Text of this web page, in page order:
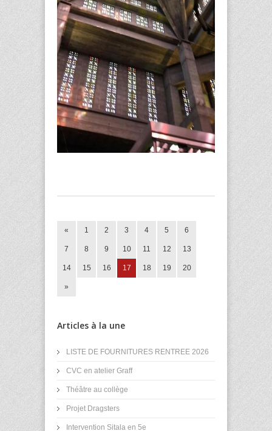
« 1 2 3 4 5 6
7 8 9 10 11 12 13
14 15 16 17 18 19 20
»
Articles à la une
LISTE DE FOURNITURES RENTREE 2026
CVC en atelier Graff
Théâtre au collège
Projet Dragsters
Intervention Sitala en 5e